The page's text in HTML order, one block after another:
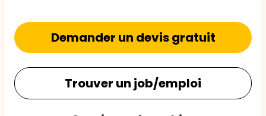
Demander un devis gratuit
Trouver un job/emploi